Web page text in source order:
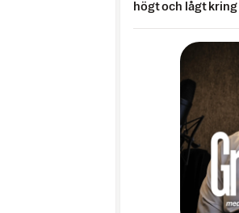
högt och lågt